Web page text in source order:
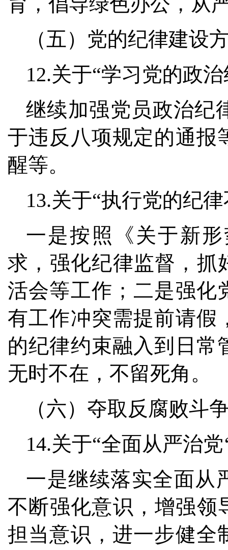
（五）党的纪律建设
12.关于“学习党的政
继续加强党员政治纪
于违反八项规定的通报
醒等。
13.关于“执行党的纪
一是按照《关于新
求，强化纪律监督，抓
活会等工作；二是强化
有工作冲突需提前请假
的纪律约束融入到日常
无时不在，不留死角。
（六）夺取反腐败斗
14.关于“全面从严治
一是继续落实全面从
不断强化意识，增强领
担当意识，进一步健全